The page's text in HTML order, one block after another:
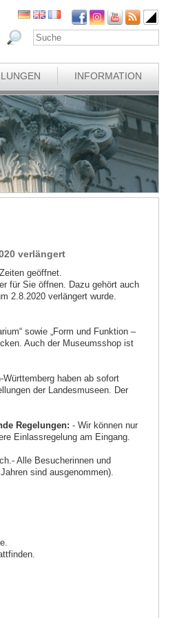
INFORMATION
verlängert
geöffnet.
für Sie öffnen. Dazu gehört auch
2.8.2020 verlängert wurde.
sowie „Form und Funktion –
Auch der Museumsshop ist
haben ab sofort
der Landesmuseen. Der
Regelungen: - Wir können nur
Einlassregelung am Eingang.
Alle Besucherinnen und
sind ausgenommen).